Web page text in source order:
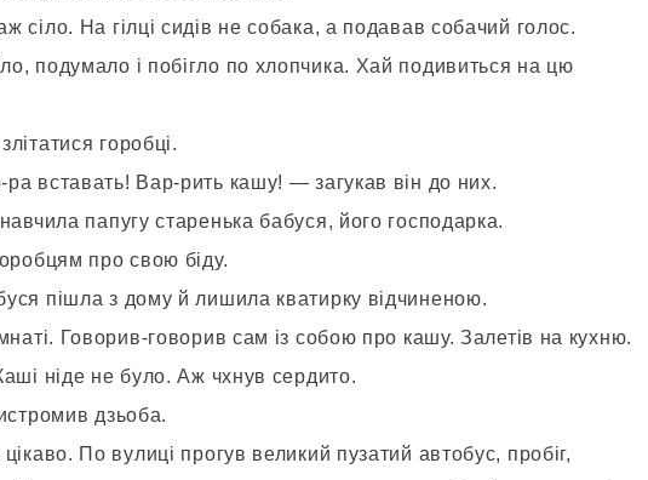
сіло. На гілці сидів не собака, а подавав собачий голос.
подумало і побігло по хлопчика. Хай подивиться на цю
горобці.
вставать! Вар-рить кашу! — загукав він до них.
папугу старенька бабуся, його господарка.
про свою біду.
пішла з дому й лишила кватирку відчиненою.
Говорив-говорив сам із собою про кашу. Залетів на кухню.
ніде не було. Аж чхнув сердито.
дзьоба.
По вулиці прогув великий пузатий автобус, пробіг,